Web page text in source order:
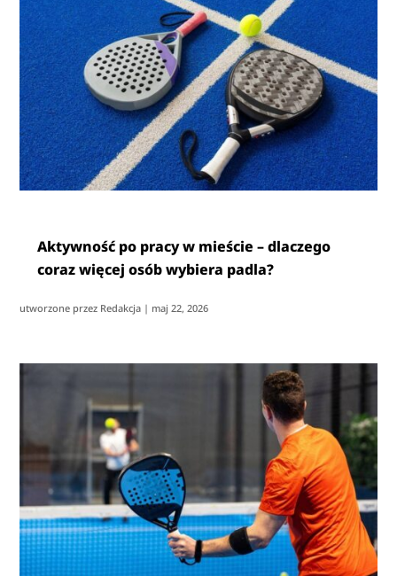
Aktywność po pracy w mieście – dlaczego
coraz więcej osób wybiera padla?
utworzone przez Redakcja | maj 22, 2026